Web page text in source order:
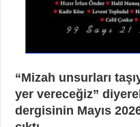
“Mizah unsurları
yer vereceğiz”
dergisinin Mayıs